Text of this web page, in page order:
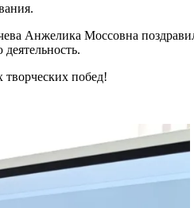
Анжелика Моссовна
побед!